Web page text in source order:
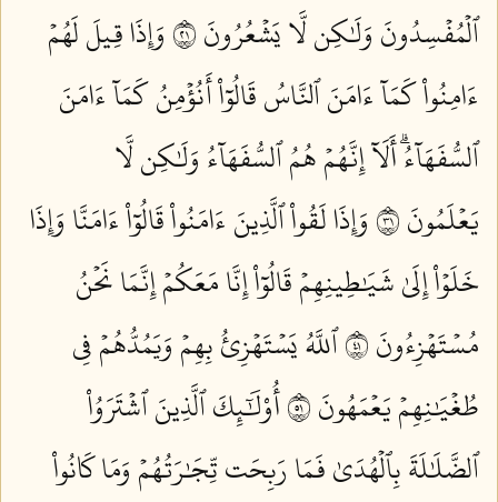
ٱلۡمُفۡسِدُونَ وَلَٰكِن لَّا يَشۡعُرُونَ ١٢
وَإِذَا قِيلَ لَهُمۡ
ءَامِنُواْ كَمَآ ءَامَنَ ٱلنَّاسُ قَالُوٓاْ أَنُؤۡمِنُ كَمَآ ءَامَنَ
ٱلسُّفَهَآءُۗ أَلَآ إِنَّهُمۡ هُمُ ٱلسُّفَهَآءُ وَلَٰكِن لَّا
يَعۡلَمُونَ ١٣
وَإِذَا لَقُواْ ٱلَّذِينَ ءَامَنُواْ قَالُوٓاْ ءَامَنَّا وَإِذَا
خَلَوۡاْ إِلَىٰ شَيَٰطِينِهِمۡ قَالُوٓاْ إِنَّا مَعَكُمۡ إِنَّمَا نَحۡنُ
مُسۡتَهۡزِءُونَ ١٤
ٱللَّهُ يَسۡتَهۡزِئُ بِهِمۡ وَيَمُدُّهُمۡ فِي
طُغۡيَٰنِهِمۡ يَعۡمَهُونَ ١٥
أُوْلَٰٓئِكَ ٱلَّذِينَ ٱشۡتَرَوُاْ
ٱلضَّلَٰلَةَ بِٱلۡهُدَىٰ فَمَا رَبِحَت تِّجَٰرَتُهُمۡ وَمَا كَانُواْ